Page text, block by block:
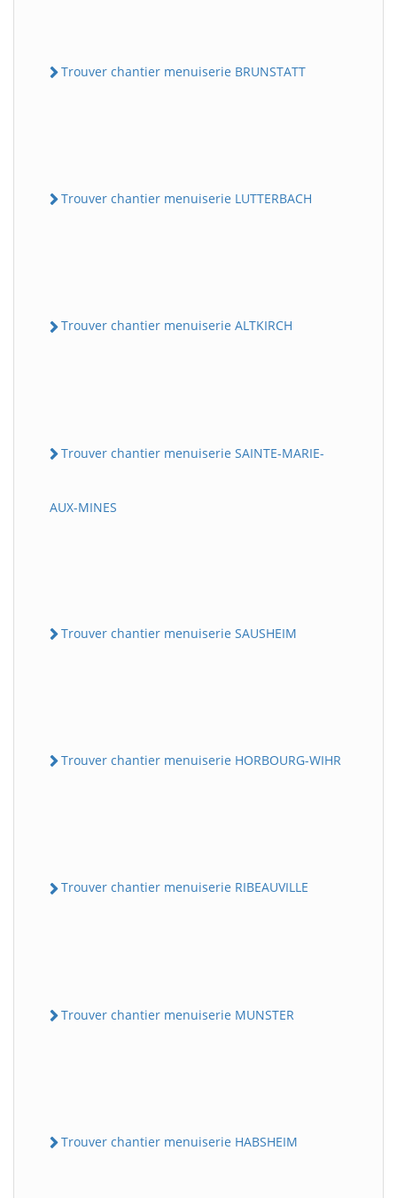
Trouver chantier menuiserie BRUNSTATT
Trouver chantier menuiserie LUTTERBACH
Trouver chantier menuiserie ALTKIRCH
Trouver chantier menuiserie SAINTE-MARIE-
AUX-MINES
Trouver chantier menuiserie SAUSHEIM
Trouver chantier menuiserie HORBOURG-WIHR
Trouver chantier menuiserie RIBEAUVILLE
Trouver chantier menuiserie MUNSTER
Trouver chantier menuiserie HABSHEIM